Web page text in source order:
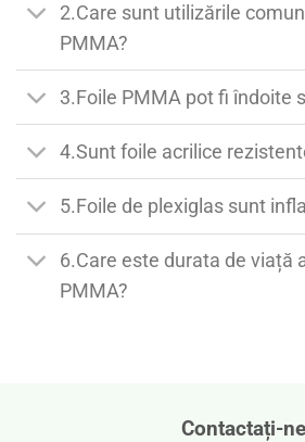
2.Care sunt utilizările
PMMA?
3.Foile PMMA pot fi îndoite
4.Sunt foile acrilice
5.Foile de plexiglas sunt
6.Care este durata de viață
PMMA?
Contactați-ne